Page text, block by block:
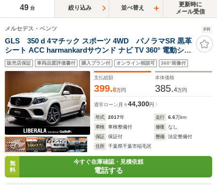
49 台 絞り込み 並べ替え
更新時に
メール受信
メルセデス・ベンツ PR
GLS 350 d 4マチック スポーツ 4WD パノラマSR 黒革
シート ACC harmankardサウンド ナビ TV 360° 電動シー
ト シートヒーター 電動リアゲート 純正21インチAW アン
ビエントライト LEDヘッドライト ハイビームアシスト 衝
突軽減ブレーキ BSM LKA ETC
販売店保証 車両品質評価書付 購入プラン付 オンライン相談可 360°画像付
支払総額
399.8万円
本体価格
385.4万円
通常ローン 月々44,300円
年式 2017年 走行 6.6万km
車検
車検整備付 修復
なし
保証
保証付 整備
法定整備付
住所
千葉県千葉市稲毛区
無
料
今すぐ在庫確認・見積依頼
電話する